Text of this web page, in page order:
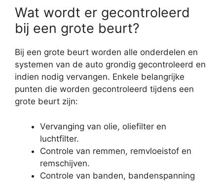
Wat wordt er gecontroleerd
bij een grote beurt?
Bij een grote beurt worden alle onderdelen en
systemen van de auto grondig gecontroleerd en
indien nodig vervangen. Enkele belangrijke
punten die worden gecontroleerd tijdens een
grote beurt zijn:
Vervanging van olie, oliefilter en
luchtfilter.
Controle van remmen, remvloeistof en
remschijven.
Controle van banden, bandenspanning